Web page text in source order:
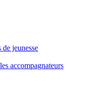
jeunesse
accompagnateurs